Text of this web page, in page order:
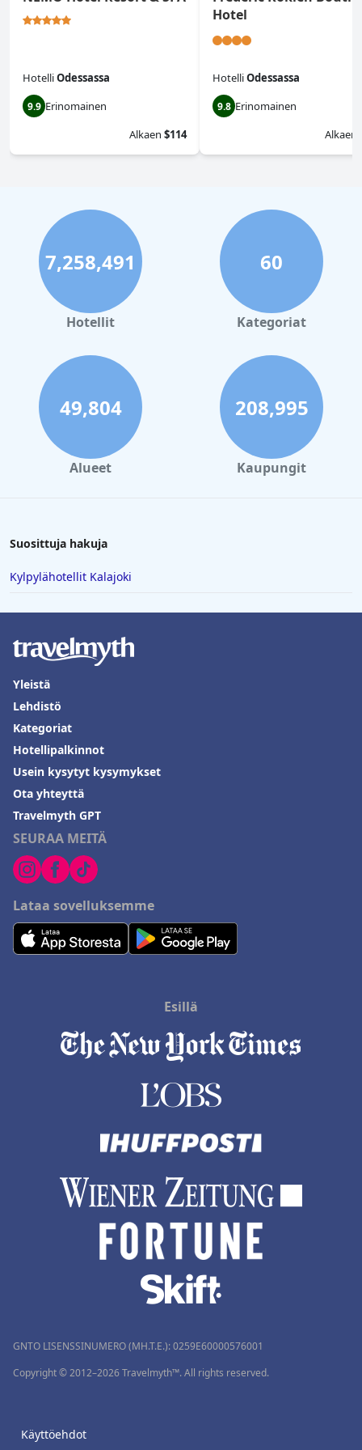
HotelliOdessassa
9.9 Erinomainen
Alkaen $114
Hotel
HotelliOdessassa
9.8 Erinomainen
Alkaen
7,258,491
Hotellit
60
Kategoriat
49,804
Alueet
208,995
Kaupungit
Suosittuja hakuja
Kylpylähotellit Kalajoki
SEURAA MEITÄ
Lataa sovelluksemme
Yleistä
Lehdistö
Kategoriat
Hotellipalkinnot
Usein kysytyt kysymykset
Ota yhteyttä
Travelmyth GPT
Esillä
GNTO LISENSSINUMERO (MH.T.E.): 0259Ε60000576001
Copyright © 2012–2026 Travelmyth™. All rights reserved.
Käyttöehdot